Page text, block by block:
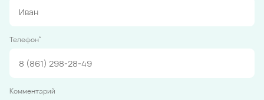
Телефон*
Комментарий